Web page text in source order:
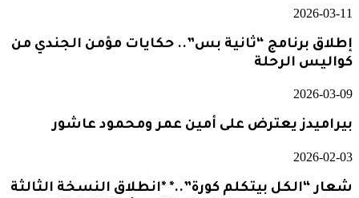
2026-03-11
إطلاق برنامج “ثانية بس”.. حكايات مؤمن الجندي من
كواليس الرحلة
2026-03-09
بيراميدز يعترض على أمين عمر ومحمود عاشور
2026-02-03
شعار “الكل بيتكلم كورة”..* *انطلاق النسخة الثالثة